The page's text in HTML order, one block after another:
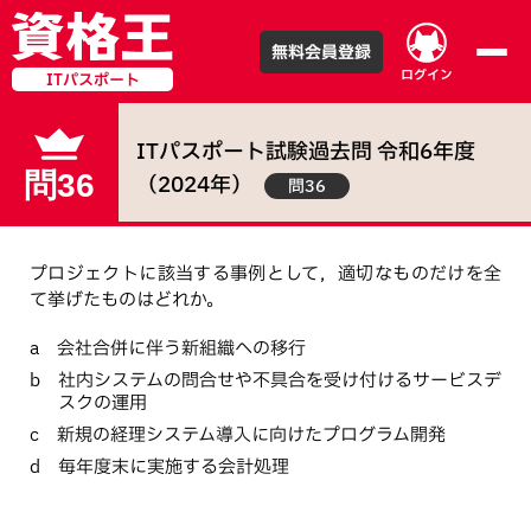
ITパスポート ログイン
無料会員登録
問36
ITパスポート試験過去問令和6年度
（2024年） 問36
プロジェクトに該当する事例として，適切なものだけを全
て挙げたものはどれか。
a 会社合併に伴う新組織への移行
b 社内システムの問合せや不具合を受け付けるサービスデ
スクの運用
c 新規の経理システム導入に向けたプログラム開発
d 毎年度末に実施する会計処理